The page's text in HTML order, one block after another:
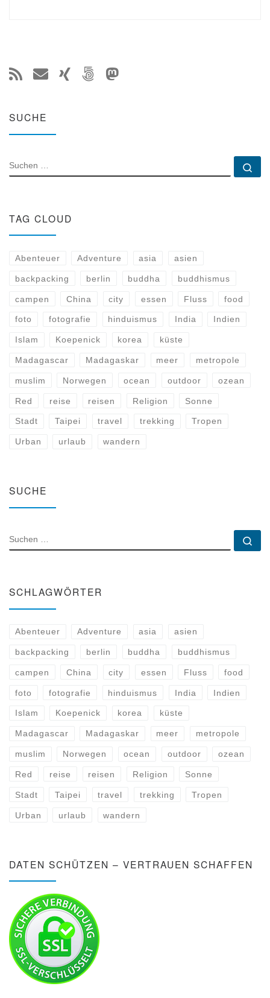
SUCHE
SUCHE
TAG CLOUD
Abenteuer Adventure asia asien
backpacking berlin buddha buddhismus
campen China city essen Fluss food
foto fotografie hinduismus India Indien
Islam Koepenick korea küste
Madagascar Madagaskar meer metropole
muslim Norwegen ocean outdoor ozean
Red reise reisen Religion Sonne
Stadt Taipei travel trekking Tropen
Urban urlaub wandern
SUCHE
SUCHE
SCHLAGWÖRTER
Abenteuer Adventure asia asien
backpacking berlin buddha buddhismus
campen China city essen Fluss food
foto fotografie hinduismus India Indien
Islam Koepenick korea küste
Madagascar Madagaskar meer metropole
muslim Norwegen ocean outdoor ozean
Red reise reisen Religion Sonne
Stadt Taipei travel trekking Tropen
Urban urlaub wandern
DATEN SCHÜTZEN – VERTRAUEN SCHAFFEN